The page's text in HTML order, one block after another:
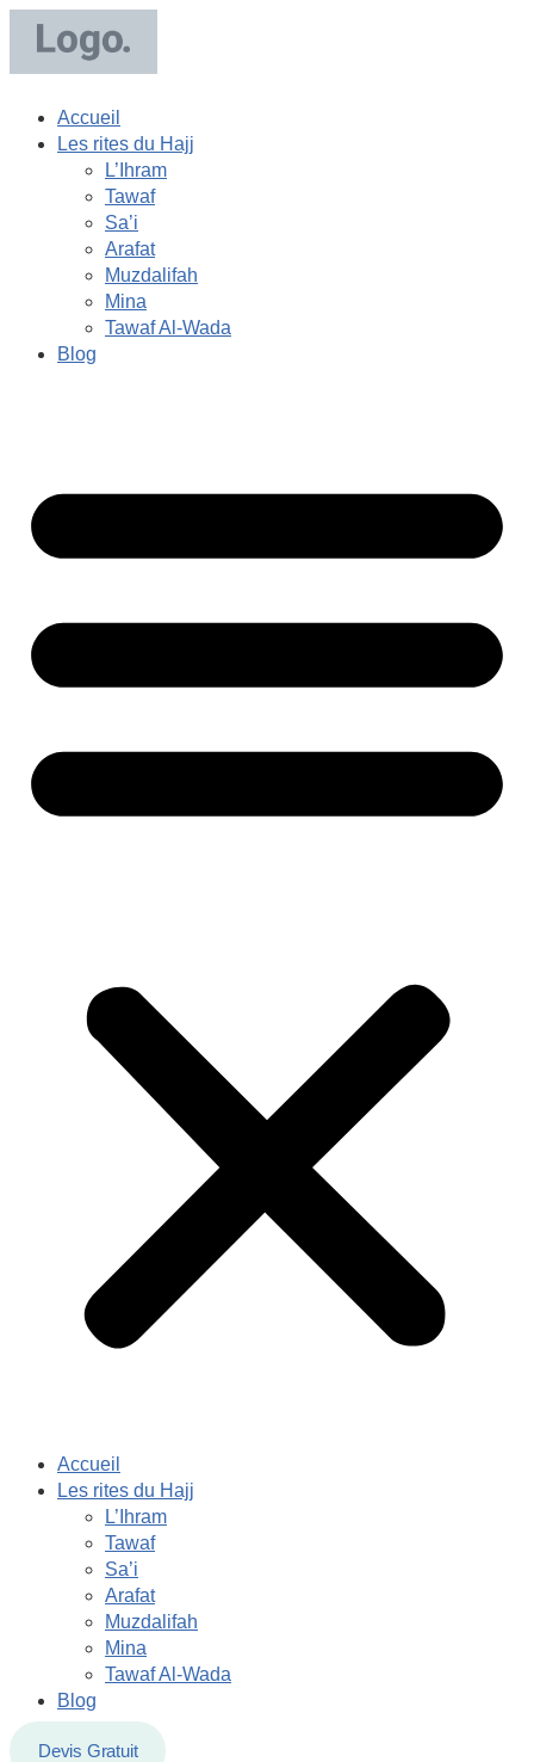
Accueil
Les rites du Hajj
L’Ihram
Tawaf
Sa’i
Arafat
Muzdalifah
Mina
Tawaf Al-Wada
Blog
Accueil
Les rites du Hajj
L’Ihram
Tawaf
Sa’i
Arafat
Muzdalifah
Mina
Tawaf Al-Wada
Blog
Devis Gratuit